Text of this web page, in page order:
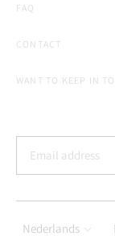
FAQ
CONTACT
WANT TO KEEP IN
Language
Nederlands